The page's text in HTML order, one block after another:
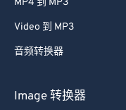
MP4 到 MP3
Video 到 MP3
音频转换器
Image 转换器